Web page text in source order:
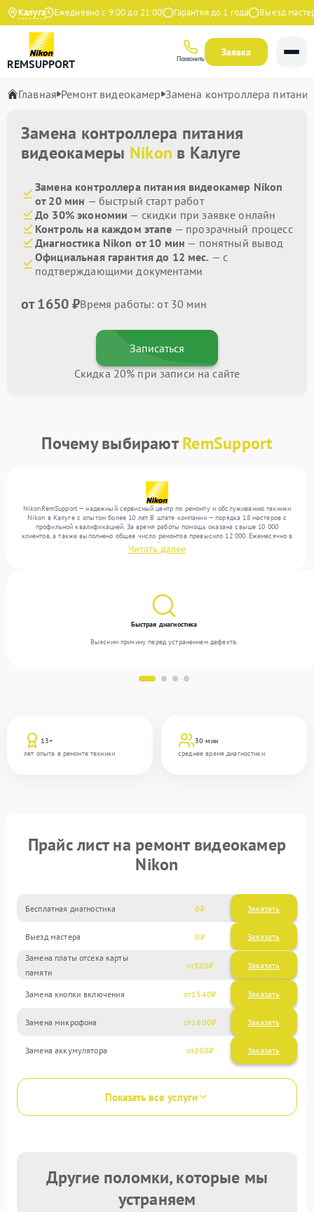
Калуга
Яндекс Ежедневно с 9:00 до 21:00 Гарантия до 1 года Выезд мастера
REMSUPPORT Позвонить
Заявка
Главная Ремонт видеокамер Замена контроллера питания
Замена контроллера питания
видеокамеры Nikon в Калуге
Замена контроллера питания видеокамер Nikon
от 20 мин — быстрый старт работ
До 30% экономии — скидки при заявке онлайн
Контроль на каждом этапе — прозрачный процесс
Диагностика Nikon от 10 мин — понятный вывод
Официальная гарантия до 12 мес. — с
подтверждающими документами
от 1650 ₽Время работы: от 30 мин
Записаться
Скидка 20% при записи на сайте
Почему выбираютRemSupport
NikonRemSupport — надежный сервисный центр по ремонту и обслуживанию техники
Nikon в Калуге с опытом более 10 лет. В штате компании — порядка 18 мастеров с
профильной квалификацией. За время работы помощь оказана свыше 10 000
клиентов, а также выполнено общее число ремонтов превысило 12 000. Ежемесячно в
сервисный центр поступает от 300 устройств, включая , , . Мы устраняем поломки
любой сложности и гарантируем высокое качество обслуживания благодаря
Читать далее
13+
лет опыта в ремонте техники
30 мин
среднее время диагностики
Быстрая диагностика
Выясним причину перед устранением дефекта.
Прайс лист на ремонт видеокамер
Nikon
Бесплатная диагностика 0 Заказать
Выезд мастера 0 Заказать
Замена платы отсека карты
памяти
880
Замена кнопки включения 1540
Замена микрофона 1600
Замена аккумулятора 880
Показать все услуги
Другие поломки, которые мы
устраняем